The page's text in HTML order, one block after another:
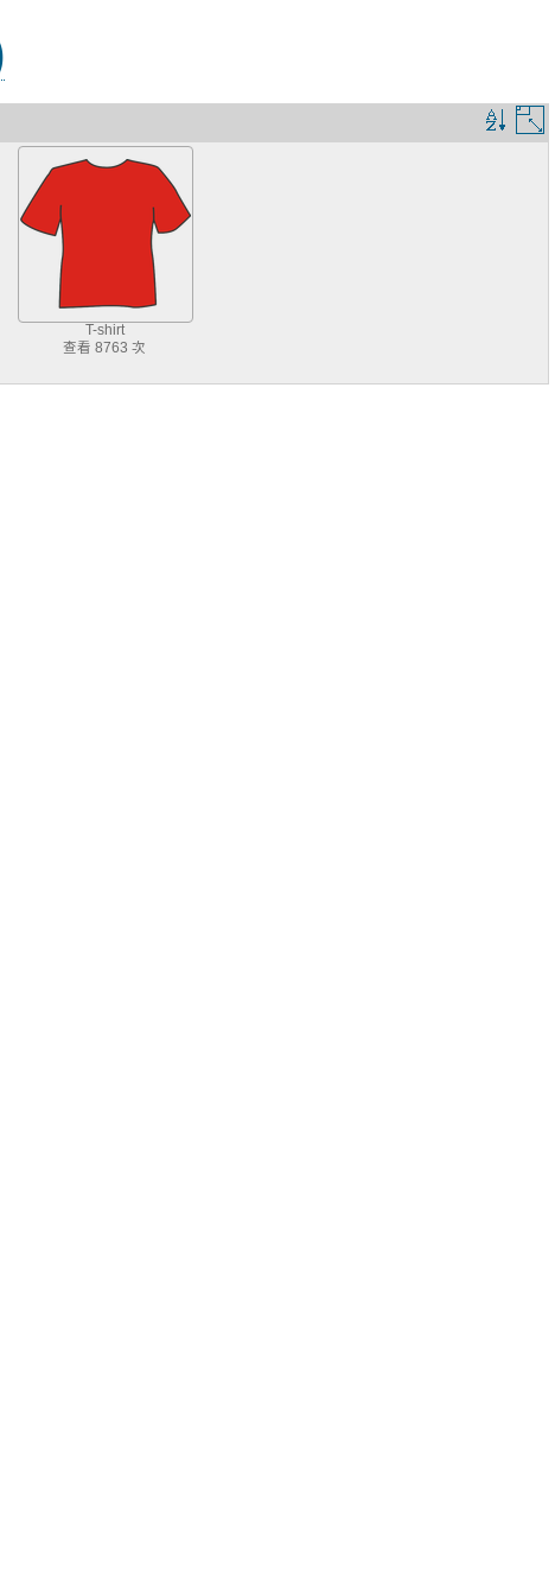
排
序
T-shirt
查看 8763 次